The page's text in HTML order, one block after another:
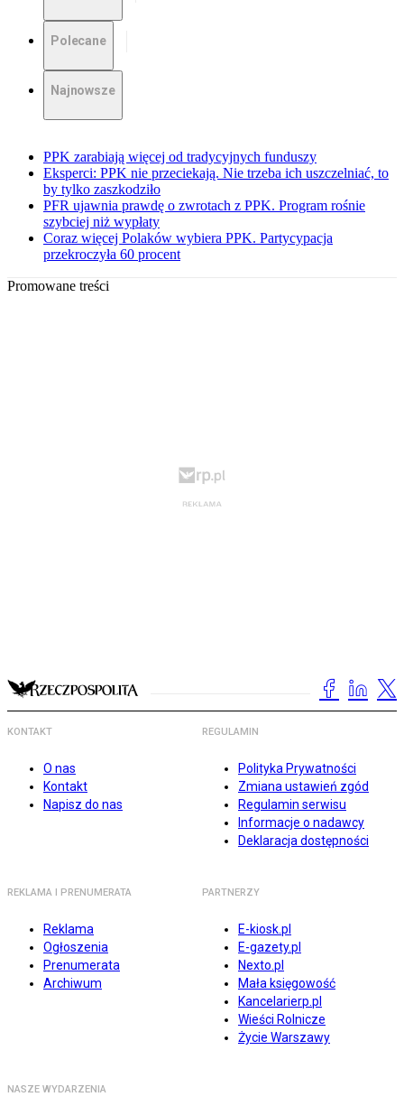
Polecane
Najnowsze
PPK zarabiają więcej od tradycyjnych funduszy
Eksperci: PPK nie przeciekają. Nie trzeba ich uszczelniać, to
by tylko zaszkodziło
PFR ujawnia prawdę o zwrotach z PPK. Program rośnie
szybciej niż wypłaty
Coraz więcej Polaków wybiera PPK. Partycypacja
przekroczyła 60 procent
Promowane treści
KONTAKT
O nas
Kontakt
Napisz do nas
REGULAMIN
Polityka Prywatności
Zmiana ustawień zgód
Regulamin serwisu
Informacje o nadawcy
Deklaracja dostępności
REKLAMA I PRENUMERATA
Reklama
Ogłoszenia
Prenumerata
Archiwum
PARTNERZY
E-kiosk.pl
E-gazety.pl
Nexto.pl
Mała księgowość
Kancelarierp.pl
Wieści Rolnicze
Życie Warszawy
NASZE WYDARZENIA